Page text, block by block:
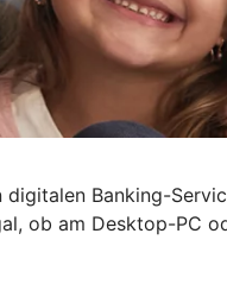
Banking-
ob am Desktop-PC